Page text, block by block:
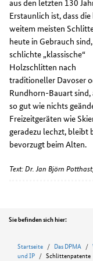
Erstaunlich ist, dass die
weitem meisten
heute in Gebrauch sind,
schlichte „klassische“
Holzschlitten nach
traditioneller Davoser
Rundhorn-Bauart
so gut wie nichts
Freizeitgeräten wie
geradezu lechzt,
bevorzugt beim Alten.
Text: Dr. Jan Björn
Position
Sie befinden sich hier:
Startseite Das DPMA
und IP
Schlittenpatente